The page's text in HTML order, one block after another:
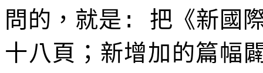
問的，就是 : 把《新國
十八頁；新增加的篇幅